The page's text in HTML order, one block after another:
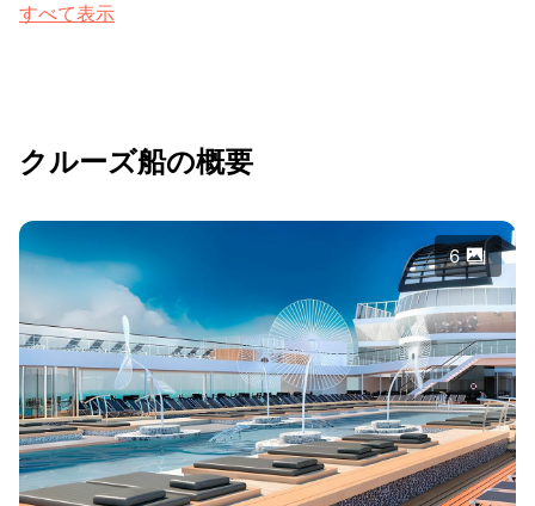
すべて表示
クルーズ船の概要
6